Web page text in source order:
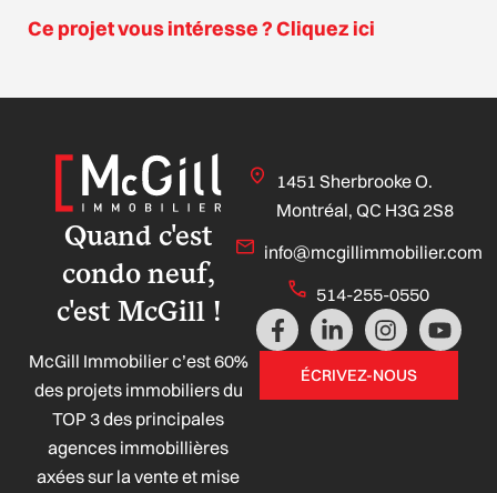
Ce projet vous intéresse ? Cliquez ici
Quand c'est
condo neuf,
c'est McGill !
McGill Immobilier c’est 60%
des projets immobiliers du
TOP 3 des principales
agences immobillières
axées sur la vente et mise
1451 Sherbrooke O.
Montréal, QC H3G 2S8
info@mcgillimmobilier.com
514-255-0550
F
a
L
i
n
k
I
n
s
t
Y
o
ÉCRIVEZ-NOUS